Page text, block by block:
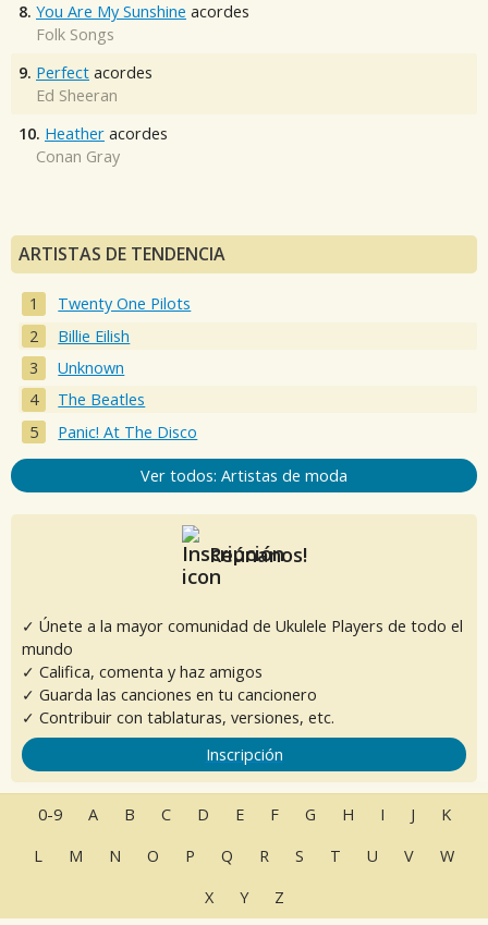
8. You Are My Sunshine acordes
Folk Songs
9. Perfect acordes
Ed Sheeran
10. Heather acordes
Conan Gray
ARTISTAS DE TENDENCIA
Twenty One Pilots
Billie Eilish
Unknown
The Beatles
Panic! At The Disco
Ver todos: Artistas de moda
Reúnanos!
✓ Únete a la mayor comunidad de Ukulele Players de todo el
mundo
✓ Califica, comenta y haz amigos
✓ Guarda las canciones en tu cancionero
✓ Contribuir con tablaturas, versiones, etc.
Inscripción
0-9 A B C D E F G H I J
K
L
M N O P Q R S T U V
W
X
Y Z